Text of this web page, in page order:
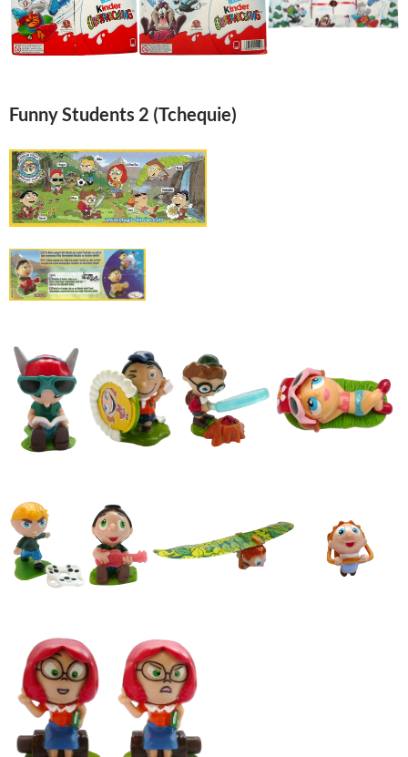
Funny Students 2 (Tchequie)